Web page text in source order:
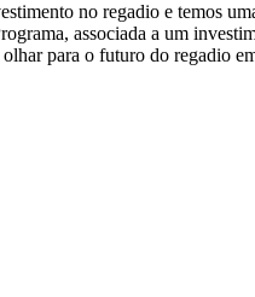
no regadio e temos
associada a um
para o futuro do regadio